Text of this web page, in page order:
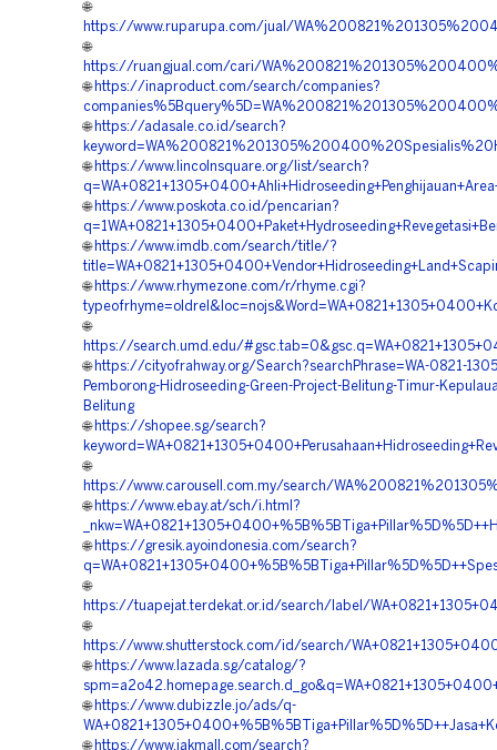
🌐
https://www.ruparupa.com/jual/
🌐
https://ruangjual.com/cari/
🌐 https://inaproduct.com/search/companies?
🌐 https://adasale.co.id/search?
🌐 https://www.lincolnsquare.org/list/search?
🌐 https://www.poskota.co.id/pencarian?
🌐 https://www.imdb.com/search/title/?
🌐 https://www.rhymezone.com/r/rhyme.cgi?
🌐
https://search.umd.edu/
🌐 https://cityofrahway.org/Search?searchPhrase=WA-0821-
Pemborong-Hidroseeding-Green-Project-Belitung-Timur-
Belitung
🌐 https://shopee.sg/search?
🌐
https://www.carousell.com.my/search/
🌐 https://www.ebay.at/sch/i.html?
🌐 https://gresik.ayoindonesia.com/search?
🌐
https://tuapejat.terdekat.or.id/search/label/
🌐
https://www.shutterstock.com/id/search/
🌐 https://www.lazada.sg/catalog/?
🌐 https://www.dubizzle.jo/ads/q-
🌐 https://www.jakmall.com/search?